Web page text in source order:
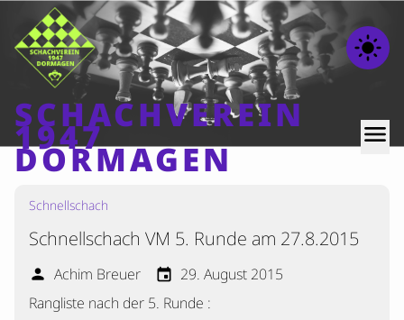
light_mode
SCHACHVEREIN
1947
DORMAGEN
menu
Home
Beiträge
Mannschaften
Ranglisten
Schnellschach
Schnellschach VM 5. Runde am 27.8.2015
person Achim Breuer event 29. August 2015
Rangliste nach der 5. Runde :